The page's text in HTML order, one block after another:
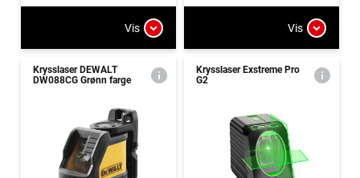
Vis Vis
Krysslaser DEWALT
DW088CG Grønn farge
Krysslaser Exstreme Pro
G2